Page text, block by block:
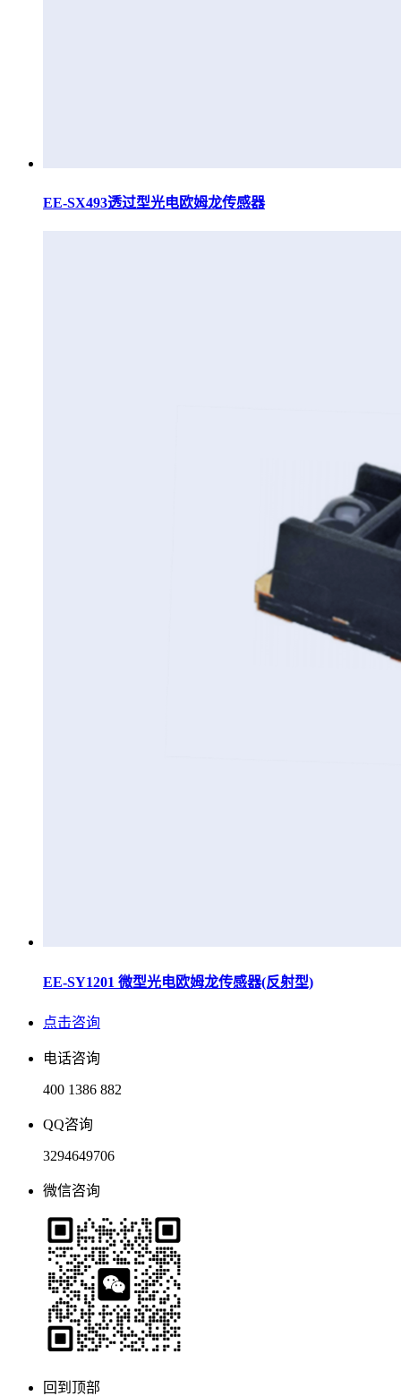
EE-SX493透过型光电欧姆龙传感器
EE-SY1201 微型光电欧姆龙传感器(反射型)
点击咨询
电话咨询
400 1386 882
QQ咨询
3294649706
微信咨询
回到顶部